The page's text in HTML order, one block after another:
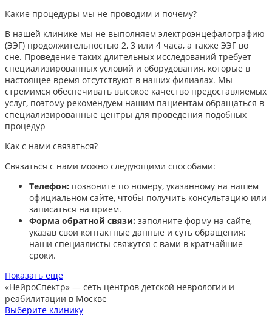
Какие процедуры мы не проводим и почему?
В нашей клинике мы не выполняем электроэнцефалографию
(ЭЭГ) продолжительностью 2, 3 или 4 часа, а также ЭЭГ во
сне. Проведение таких длительных исследований требует
специализированных условий и оборудования, которые в
настоящее время отсутствуют в наших филиалах. Мы
стремимся обеспечивать высокое качество предоставляемых
услуг, поэтому рекомендуем нашим пациентам обращаться в
специализированные центры для проведения подобных
процедур
Как с нами связаться?
Связаться с нами можно следующими способами:​
Телефон: позвоните по номеру, указанному на нашем
официальном сайте, чтобы получить консультацию или
записаться на прием.​
Форма обратной связи: заполните форму на сайте,
указав свои контактные данные и суть обращения;
наши специалисты свяжутся с вами в кратчайшие
сроки.​
Показать ещё
«НейроСпектр» — сеть центров детской неврологии и
реабилитации в Москве
Выберите клинику